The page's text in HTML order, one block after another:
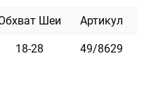
и неприхотлив в
Шеи Артикул
18-28 49/8629